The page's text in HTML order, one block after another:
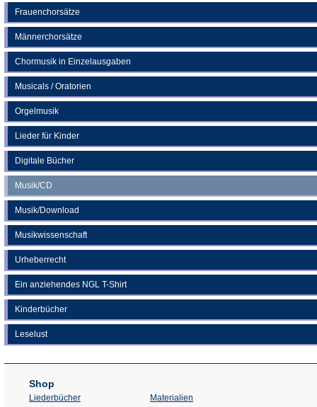
Frauenchorsätze
Männerchorsätze
Chormusik in Einzelausgaben
Musicals / Oratorien
Orgelmusik
Lieder für Kinder
Digitale Bücher
Musik/CD
Musik/Download
Musikwissenschaft
Urheberrecht
Ein anziehendes NGL T-Shirt
Kinderbücher
Leselust
Shop
Liederbücher Materialien